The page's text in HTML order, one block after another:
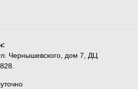
Чернышевского, дом 7, ДЦ